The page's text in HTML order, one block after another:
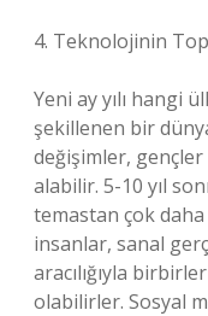
4. Teknolojinin
Yeni ay yılı hangi
şekillenen bir
değişimler,
alabilir. 5-10 yıl
temastan çok daha
insanlar, sanal
aracılığıyla
olabilirler. Sosyal